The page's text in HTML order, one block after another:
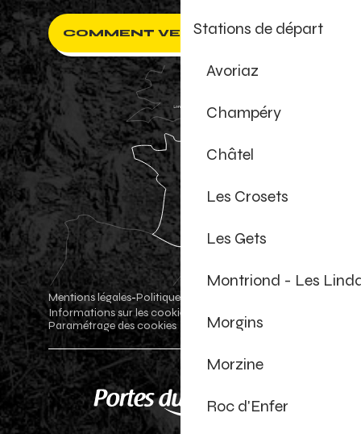
Stations de départ
Avoriaz
Champéry
Châtel
Les Crosets
Les Gets
Montriond - Les
Morgins
Morzine
Roc d'Enfer
COMMENT VENIR ?
Mentions légales-Politique de confidentialité
Informations sur les cookies
Paramétrage des cookies